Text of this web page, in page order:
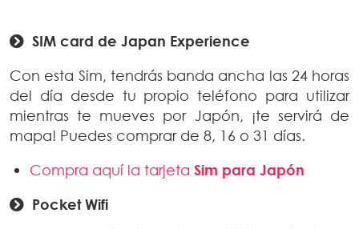
SIM card de Japan Experience
Con esta Sim, tendrás banda ancha las 24 horas
del día desde tu propio teléfono para utilizar
mientras te mueves por Japón, ¡te servirá de
mapa! Puedes comprar de 8, 16 o 31 días.
Compra aquí la tarjeta Sim para Japón
Pocket Wifi